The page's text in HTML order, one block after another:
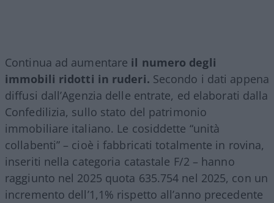
Continua ad aumentare il numero degli
immobili ridotti in ruderi. Secondo i dati appena
diffusi dall’Agenzia delle entrate, ed elaborati dalla
Confedilizia, sullo stato del patrimonio
immobiliare italiano. Le cosiddette “unità
collabenti” – cioè i fabbricati totalmente in rovina,
inseriti nella categoria catastale F/2 – hanno
raggiunto nel 2025 quota 635.754 nel 2025, con un
incremento dell’1,1% rispetto all’anno precedente